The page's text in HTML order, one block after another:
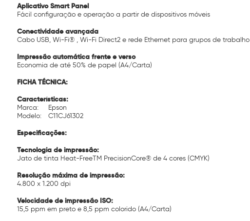
Aplicativo Smart Panel
Fácil configuração e operação a partir de dispositivos móveis
Conectividade avançada
Cabo USB, Wi-Fi® , Wi-Fi Direct2 e rede Ethernet para grupos de trabalho
Impressão automática frente e verso
Economia de até 50% de papel (A4/Carta)
FICHA TÉCNICA:
Características:
Marca:
Epson
Modelo:
C11CJ61302
Especificações:
Tecnologia de impressão:
Jato de tinta Heat-FreeTM PrecisionCore® de 4 cores (CMYK)
Resolução máxima de impressão:
4.800 x 1.200 dpi
Velocidade de impressão ISO:
15,5 ppm em preto e 8,5 ppm colorido (A4/Carta)